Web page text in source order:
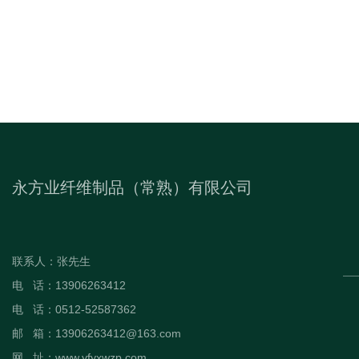
永方业纤维制品（常熟）有限公司
联系人：张先生
电 话：13906263412
电 话：0512-52587362
邮 箱：13906263412@163.com